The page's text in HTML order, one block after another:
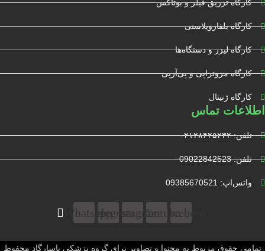
کارگاه تزریق فیلر و بوتاکس
کارگاه بلفاروپلاستی
کارگاه لیزر و دستگاه‌ها
کارگاه مزوتراپی و پی‌آرپی
کارگاه ژنیتال
اطلاعات تماس
تلفن: ۰۲۱۲۸۴۲۵۲۳۲
تلفن: 09022842523
واتس‌‌اپ: 09385670521
Facebook
Youtube
Instagram
Telegram
Whatsapp
تمامی حقوق مربوط به محتوا و تصاویر برای گروه پزشکی پاسارگاد محفوظ